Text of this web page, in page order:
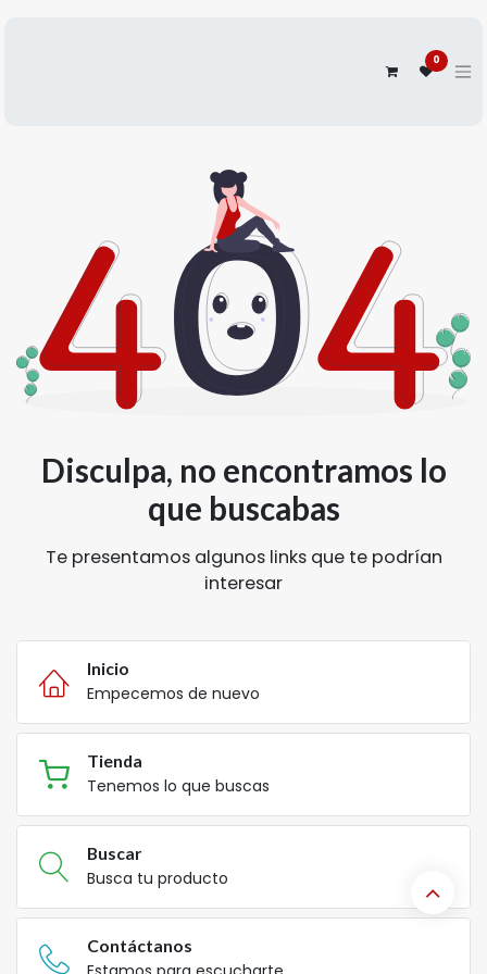
0
Disculpa, no encontramos lo
que buscabas
Te presentamos algunos links que te podrían
interesar
Inicio
Empecemos de nuevo
Tienda
Tenemos lo que buscas
Buscar
Busca tu producto
Contáctanos